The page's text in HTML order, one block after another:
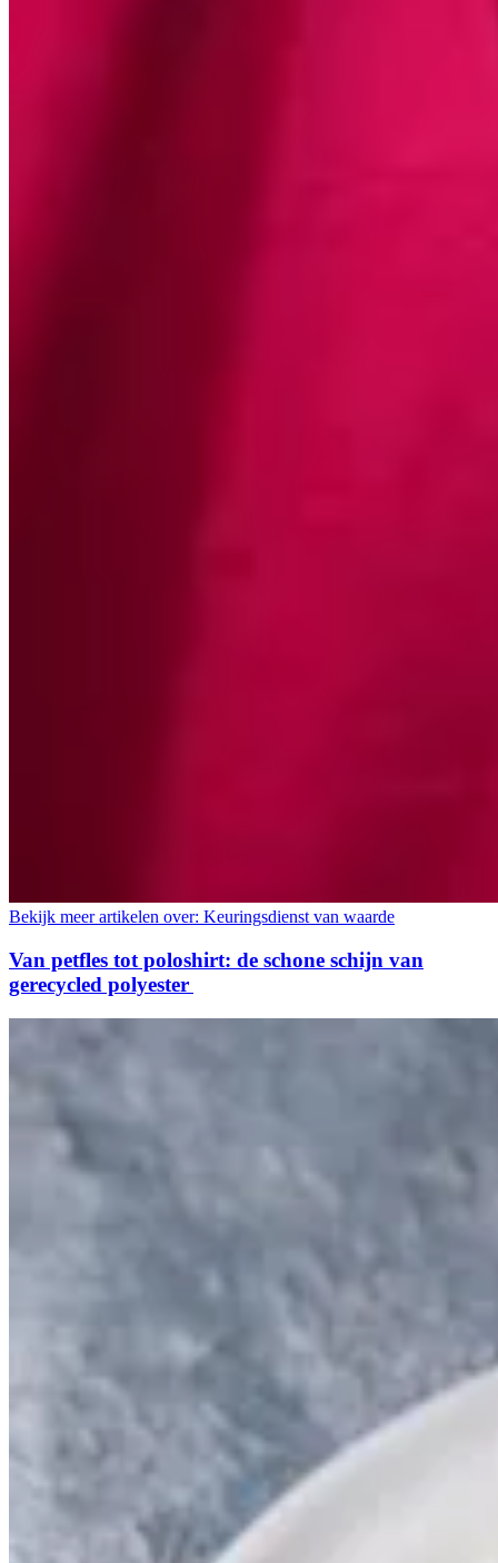
Bekijk meer artikelen over: Keuringsdienst van waarde
Van petfles tot poloshirt: de schone schijn van
gerecycled polyester